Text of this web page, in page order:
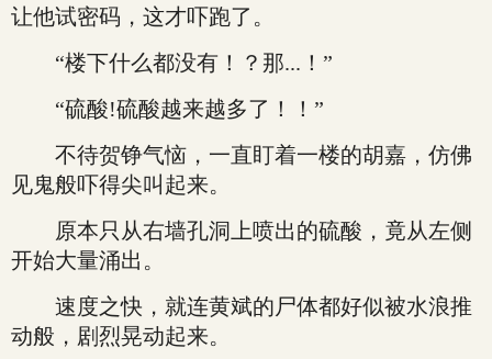
让他试密码，这才吓跑了。
“楼下什么都没有！？那...！”
“硫酸!硫酸越来越多了！！”
不待贺铮气恼，一直盯着一楼的胡嘉，仿佛
见鬼般吓得尖叫起来。
原本只从右墙孔洞上喷出的硫酸，竟从左侧
开始大量涌出。
速度之快，就连黄斌的尸体都好似被水浪推
动般，剧烈晃动起来。